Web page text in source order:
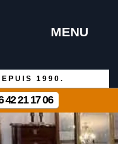
MENU
1990.
42 21 17 06